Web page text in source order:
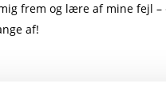
frem og lære af mine fejl –
af!